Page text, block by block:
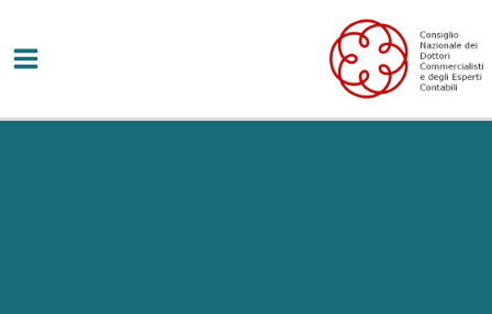
contenuto